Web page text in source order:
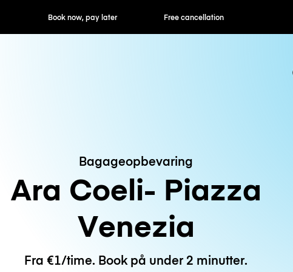
now, pay later Free cancellation Hourly / Daily Rates
Bagageopbevaring
Ara Coeli- Piazza
Venezia
Fra €1/time. Book på under 2 minutter.